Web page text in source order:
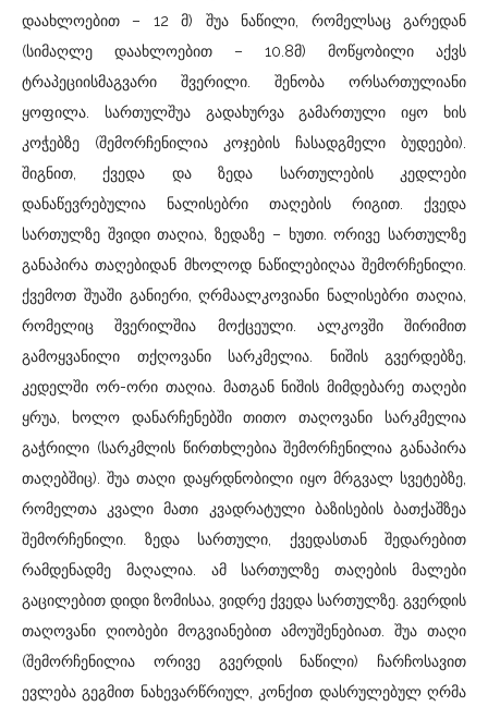
დაახლოებით – 12 მ) შუა ნაწილი, რომელსაც გარედან
(სიმაღლე დაახლოებით – 10.8მ) მოწყობილი აქვს
ტრაპეციისმაგვარი შვერილი. შენობა ორსართულიანი
ყოფილა. სართულშუა გადახურვა გამართული იყო ხის
კოჭებზე (შემორჩენილია კოჯების ჩასადგმელი ბუდეები).
შიგნით, ქვედა და ზედა სართულების კედლები
დანაწევრებულია ნალისებრი თაღების რიგით. ქვედა
სართულზე შვიდი თაღია, ზედაზე – ხუთი. ორივე სართულზე
განაპირა თაღებიდან მხოლოდ ნაწილებიღაა შემორჩენილი.
ქვემოთ შუაში განიერი, ღრმაალკოვიანი ნალისებრი თაღია,
რომელიც შვერილშია მოქცეული. ალკოვში შირიმით
გამოყვანილი თქღოვანი სარკმელია. ნიშის გვერდებზე,
კედელში ორ-ორი თაღია. მათგან ნიშის მიმდებარე თაღები
ყრუა, ხოლო დანარჩენებში თითო თაღოვანი სარკმელია
გაჭრილი (სარკმლის წირთხლებია შემორჩენილია განაპირა
თაღებშიც). შუა თაღი დაყრდნობილი იყო მრგვალ სვეტებზე,
რომელთა კვალი მათი კვადრატული ბაზისების ბათქაშზეა
შემორჩენილი. ზედა სართული, ქვედასთან შედარებით
რამდენადმე მაღალია. ამ სართულზე თაღების მალები
გაცილებით დიდი ზომისაა, ვიდრე ქვედა სართულზე. გვერდის
თაღოვანი ღიობები მოგვიანებით ამოუშენებიათ. შუა თაღი
(შემორჩენილია ორივე გვერდის ნაწილი) ჩარჩოსავით
ევლება გეგმით ნახევარწრიულ, კონქით დასრულებულ ღრმა